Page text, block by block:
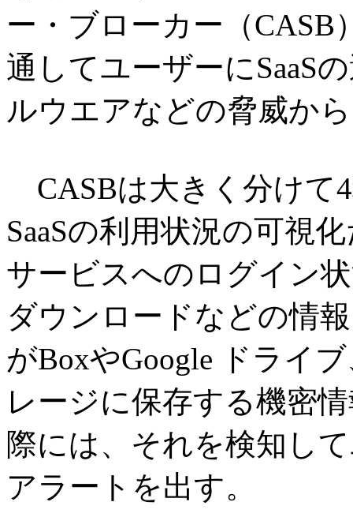
ー・ブローカー（CASB
通してユーザーにSaaS
ルウエアなどの脅威か
CASBは大きく分けて
SaaSの利用状況の可視
サービスへのログイン
ダウンロードなどの情
がBoxやGoogle ドライ
レージに保存する機密
際には、それを検知し
アラートを出す。